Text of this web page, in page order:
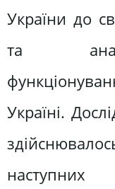
України до
та
Україні.